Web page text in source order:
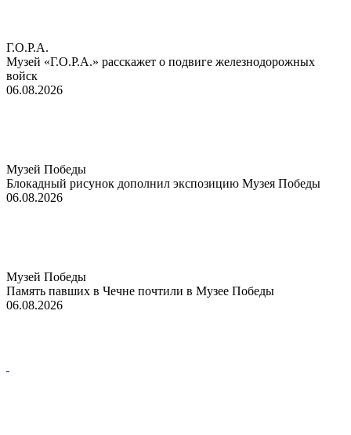
Г.О.Р.А.
Музей «Г.О.Р.А.» расскажет о подвиге железнодорожных
войск
06.08.2026
Музей Победы
Блокадный рисунок дополнил экспозицию Музея Победы
06.08.2026
Музей Победы
Память павших в Чечне почтили в Музее Победы
06.08.2026